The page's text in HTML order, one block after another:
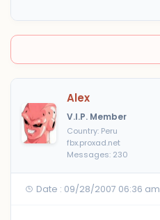
Alex
V.I.P. Member
Country: Peru
fbx.proxad.net
Messages: 230
Date : 09/28/2007 06:36 am